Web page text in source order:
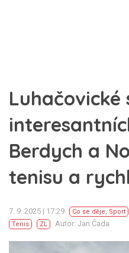
Berdych a
tenisu a
7. 9. 2025 | 17:29 Co se děje, Sport
Tenis
ZL Autor: Jan Čada